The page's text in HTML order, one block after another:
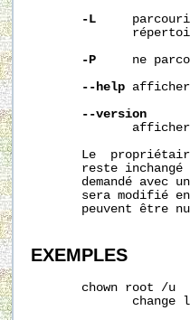
-L
-P
ne
--help
--version
Le
reste inchangé
demandé avec
sera modifié
peuvent être
EXEMPLES
       chown root /u
change